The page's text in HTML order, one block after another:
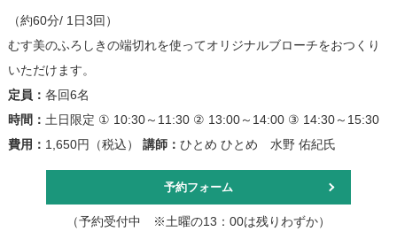
（約60分/ 1日3回）
むす美のふろしきの端切れを使ってオリジナルブローチをおつくり
いただけます。
定員： 各回6名
時間：
土日限定 ① 10:30～11:30 ② 13:00～14:00 ③ 14:30～15:30
費用： 1,650円（税込） 講師： ひとめ ひとめ 水野 佑紀氏
予約フォーム
（予約受付中 ※土曜の13：00は残りわずか）